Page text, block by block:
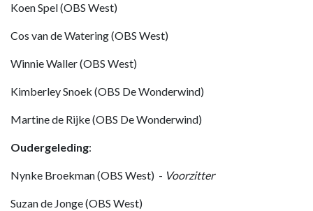
Koen Spel (OBS West)
Cos van de Watering (OBS West)
Winnie Waller (OBS West)
Kimberley Snoek (OBS De Wonderwind)
Martine de Rijke (OBS De Wonderwind)
Oudergeleding:
Nynke Broekman (OBS West) - Voorzitter
Suzan de Jonge (OBS West)